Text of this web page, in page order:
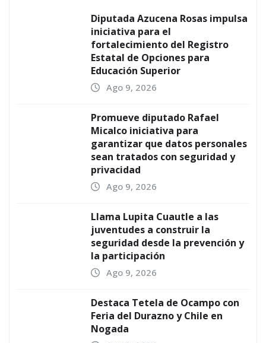
Diputada Azucena Rosas impulsa
iniciativa para el
fortalecimiento del Registro
Estatal de Opciones para
Educación Superior
Ago 9, 2026
Promueve diputado Rafael
Micalco iniciativa para
garantizar que datos personales
sean tratados con seguridad y
privacidad
Ago 9, 2026
Llama Lupita Cuautle a las
juventudes a construir la
seguridad desde la prevención y
la participación
Ago 9, 2026
Destaca Tetela de Ocampo con
Feria del Durazno y Chile en
Nogada